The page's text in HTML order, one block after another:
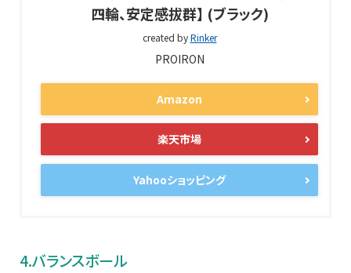
四輪、安定感拔群】 (ブラック)
created byRinker
PROIRON
Amazon
楽天市場
Yahooショッピング
4.バランスボール